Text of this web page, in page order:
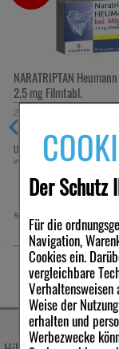
Der Schutz
Für die
Navigation,
Cookies ein.
vergleichbare
Verhaltensweisen
Weise der
erhalten und
Werbezwecke
NARATRIPTAN
2,5 mg Filmtabl.
2
UVP: 7,97 €
inkl. MwSt zzgl.Versand
sofort lieferbar